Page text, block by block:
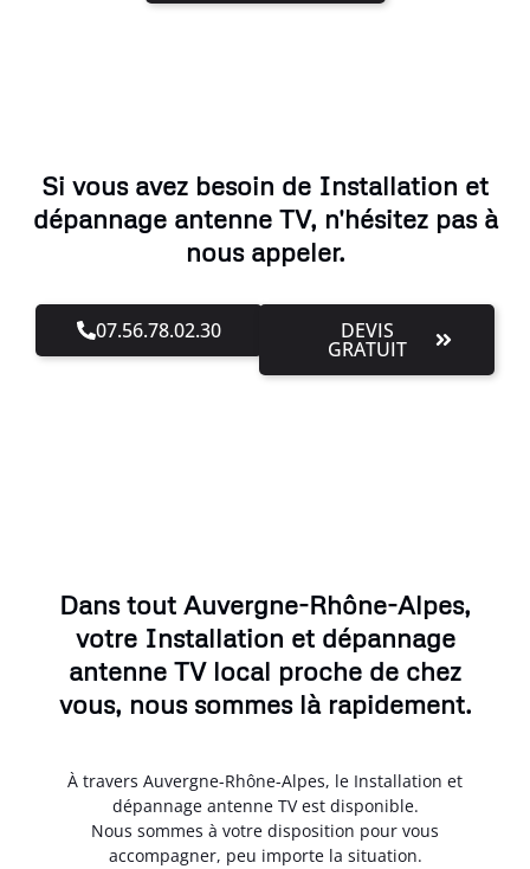
Si vous avez besoin de Installation et
dépannage antenne TV, n'hésitez pas à
nous appeler.
07.56.78.02.30 DEVIS
GRATUIT
Dans tout Auvergne-Rhône-Alpes,
votre Installation et dépannage
antenne TV local proche de chez
vous, nous sommes là rapidement.
À travers Auvergne-Rhône-Alpes, le Installation et
dépannage antenne TV est disponible.
Nous sommes à votre disposition pour vous
accompagner, peu importe la situation.